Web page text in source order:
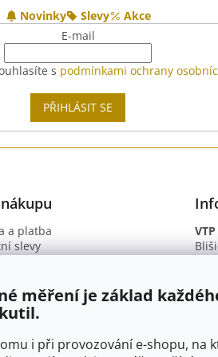
měření je základ
i při provozování e-shopu, na
Novinky Slevy
Akce
E-mail
s podmínkami ochrany
PŘIHLÁSIT SE
a platba
slevy
ochrany osobních údajů
B.